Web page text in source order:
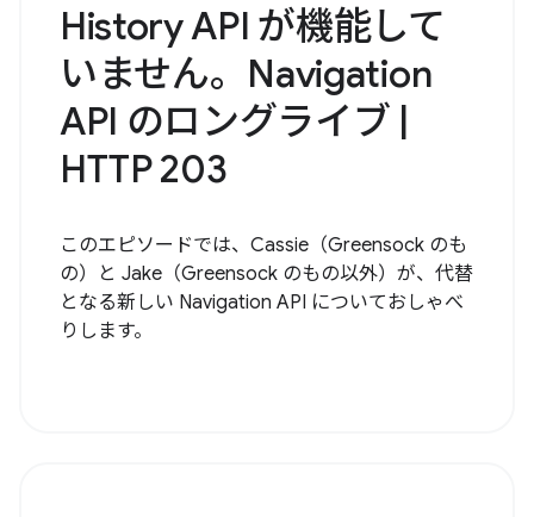
History API が機能して
いません。Navigation
API のロングライブ |
HTTP 203
このエピソードでは、Cassie（Greensock のも
の）と Jake（Greensock のもの以外）が、代替
となる新しい Navigation API についておしゃべ
りします。